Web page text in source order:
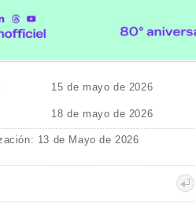
15 de mayo de 2026
18 de mayo de 2026
13 de Mayo de 2026